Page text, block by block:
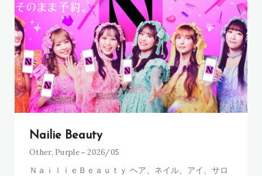
Nailie Beauty
Other, Purple 2026/05
ＮａｉｌｉｅＢｅａｕｔｙ ヘア、ネイル、アイ、サロ